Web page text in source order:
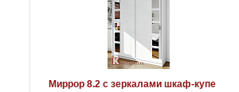
Миррор 8.2 с зеркалами шкаф-купе